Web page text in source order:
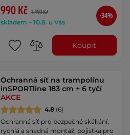
990 Kč 1 490 Kč
skladem – 10.8. u Vás
-34%
Koupit
Ochranná síť na trampolínu
inSPORTline 183 cm + 6 tyčí
AKCE
4.8 (6)
Ochranná síť pro bezpečné skákání,
rychlá a snadná montáž, pojistka pro